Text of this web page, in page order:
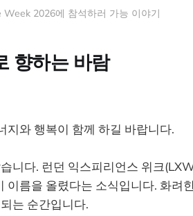
2026에 참석하러 가능 이야기
향하는 바람
지와 행복이 함께 하길 바랍니다.
니다. 런던 익스피리언스 위크
름을 올렸다는 소식입니다. 화려
는 순간입니다.